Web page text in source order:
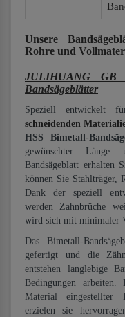
Unsere
Rohre und
JULIHUANG
Bandsägeblätter
Speziell entwickelt
schneidenden
HSS Bimetall-
gewünschter Länge
Bandsägeblatt erhalten
können Sie Stahlträger,
Dank der speziell
werden Zahnbrüche
wird sich mit minimaler
Das Bimetall-
gefertigt und die
entstehen langlebige
Bedingungen
Material eingestellter
erzielen sie